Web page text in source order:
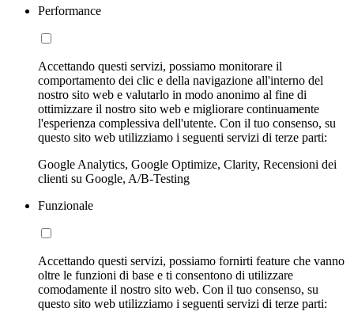
Performance
Accettando questi servizi, possiamo monitorare il
comportamento dei clic e della navigazione all'interno del
nostro sito web e valutarlo in modo anonimo al fine di
ottimizzare il nostro sito web e migliorare continuamente
l'esperienza complessiva dell'utente. Con il tuo consenso, su
questo sito web utilizziamo i seguenti servizi di terze parti:
Google Analytics, Google Optimize, Clarity, Recensioni dei
clienti su Google, A/B-Testing
Funzionale
Accettando questi servizi, possiamo fornirti feature che vanno
oltre le funzioni di base e ti consentono di utilizzare
comodamente il nostro sito web. Con il tuo consenso, su
questo sito web utilizziamo i seguenti servizi di terze parti: